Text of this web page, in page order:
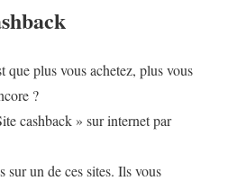
que plus vous achetez, plus vous
?
cashback » sur internet par
sur un de ces sites. Ils vous